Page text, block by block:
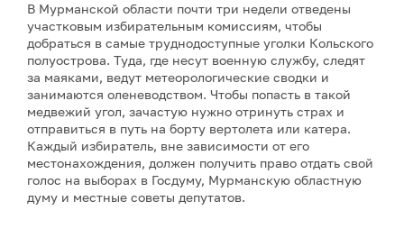
В Мурманской области почти три недели отведены
участковым избирательным комиссиям, чтобы
добраться в самые труднодоступные уголки Кольского
полуострова. Туда, где несут военную службу, следят
за маяками, ведут метеорологические сводки и
занимаются оленеводством. Чтобы попасть в такой
медвежий угол, зачастую нужно отринуть страх и
отправиться в путь на борту вертолета или катера.
Каждый избиратель, вне зависимости от его
местонахождения, должен получить право отдать свой
голос на выборах в Госдуму, Мурманскую областную
думу и местные советы депутатов.